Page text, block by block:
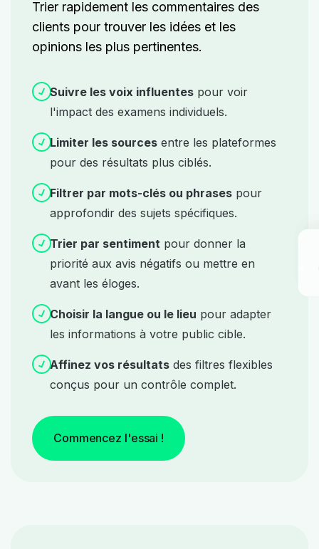
Trier rapidement les commentaires des
clients pour trouver les idées et les
opinions les plus pertinentes.
Suivre les voix influentes pour voir
l'impact des examens individuels.
Limiter les sources entre les plateformes
pour des résultats plus ciblés.
Filtrer par mots-clés ou phrases pour
approfondir des sujets spécifiques.
Trier par sentiment pour donner la
priorité aux avis négatifs ou mettre en
avant les éloges.
Choisir la langue ou le lieu pour adapter
les informations à votre public cible.
Affinez vos résultats des filtres flexibles
conçus pour un contrôle complet.
Commencez l'essai !